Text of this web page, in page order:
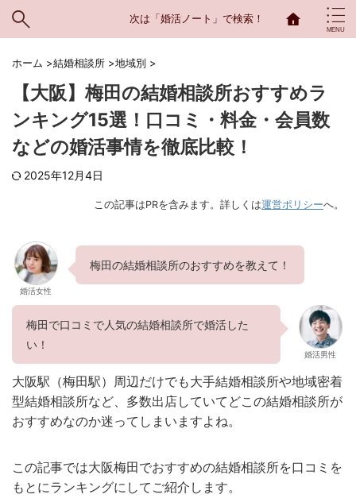
次は「婚活ノート」で検索！
ホーム >結婚相談所 >地域別 >
【大阪】梅田の結婚相談所おすすめラ
ンキング15選！口コミ・料金・会員数
などの婚活事情を徹底比較！
2025年12月4日
この記事はPRを含みます。詳しくは運営ポリシーへ。
婚活女性
梅田の結婚相談所のおすすめを教えて！
梅田で口コミで人気の結婚相談所で婚活した
い！
婚活男性
大阪駅（梅田駅）周辺だけでも大手結婚相談所や地域密着
型結婚相談所など、多数出店していてどこの結婚相談所が
おすすめなのか迷ってしまいますよね。
この記事では大阪梅田でおすすめの結婚相談所を口コミを
もとにランキングにしてご紹介します。